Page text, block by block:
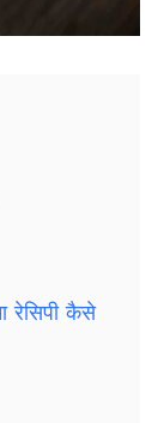
रेसिपी कैसे